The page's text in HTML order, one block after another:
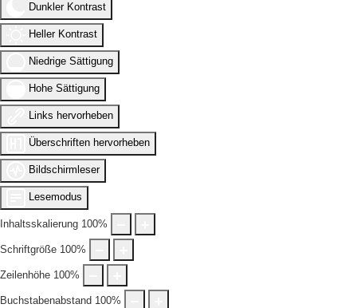
Dunkler Kontrast
Heller Kontrast
Niedrige Sättigung
Hohe Sättigung
Links hervorheben
Überschriften hervorheben
Bildschirmleser
Lesemodus
Inhaltsskalierung 100%
Schriftgröße 100%
Zeilenhöhe 100%
Buchstabenabstand 100%